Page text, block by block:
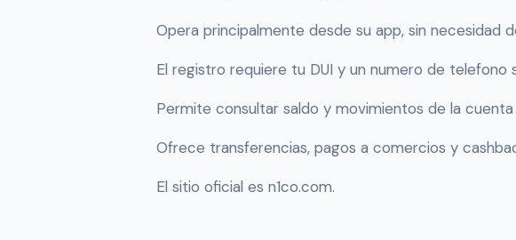
Opera principalmente desde su app, sin necesidad
El registro requiere tu DUI y un numero de telefono
Permite consultar saldo y movimientos de la cuenta
Ofrece transferencias, pagos a comercios y
El sitio oficial es n1co.com.